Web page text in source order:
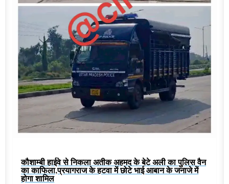
कौशाम्बी हाईवे से निकला अतीक अहमद के बेटे अली का पुलिस वैन
का काफिला,प्रयागराज के हटवा में छोटे भाई आबान के जनाजे में
होगा शामिल